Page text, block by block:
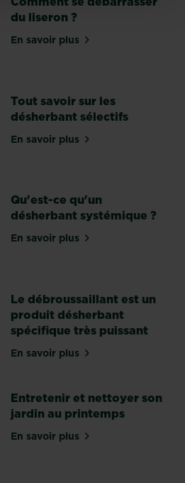
du liseron ?
En savoir plussur Comment se
Tout savoir sur les
désherbant sélectifs
En savoir plussur Tout savoir sur les
Qu'est-ce qu'un
désherbant systémique ?
En savoir plussur Qu'est-ce qu'un
Le débroussaillant est un
produit désherbant
spécifique très puissant
En savoir plussur Le débroussaillant
Entretenir et nettoyer son
jardin au printemps
En savoir plussur Entretenir et nettoyer